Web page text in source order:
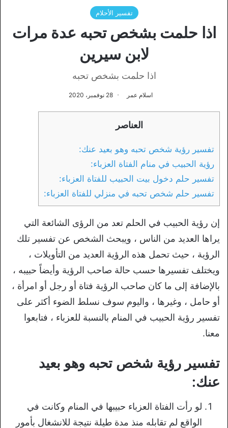
تفسير الأحلام
اذا حلمت بشخص تحبه عدة مرات
لابن سيرين
اذا حلمت بشخص تحبه
اسلام عمر 28 نوفمبر، 2020
العناصر
تفسير رؤية شخص تحبه وهو بعيد عنك:
رؤية الحبيب في منام الفتاة العزباء:
تفسير حلم دخول بيت الحبيب للفتاة العزباء:
تفسير حلم شخص تحبه في منزلي للفتاة العزباء:
إن رؤية الحبيب في الحلم تعد من الرؤى الشائعة التي
يراها العديد من الناس ، ويبحث الشخص عن تفسير تلك
الرؤية ، حيث تحمل هذه الرؤية العديد من التأويلات ،
ويختلف تفسيرها حسب حالة صاحب الرؤية وأيضاً حبيبه ،
بالإضافة إلى ما كان صاحب الرؤية فتاة أو رجل أو امرأة ،
أو حامل ، وغيرها ، واليوم سوف نسلط الضوء أكثر على
تفسير رؤية الحبيب في المنام بالنسبة للعزباء ، فتابعوا
معنا.
تفسير رؤية شخص تحبه وهو بعيد
عنك:
لو رأت الفتاة العزباء حبيبها في المنام وكانت في
الواقع لم تقابله منذ مدة طيلة نتيجة للانشغال بأمور